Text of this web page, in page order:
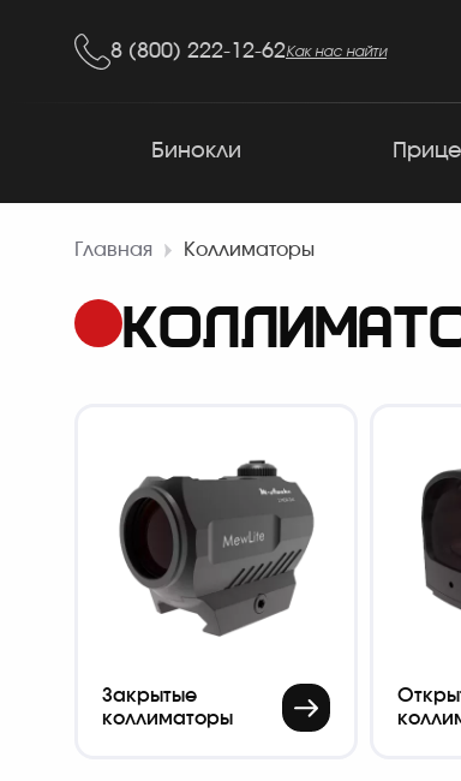
8 (800) 222-12-62Как нас найти
Бинокли
Главная Коллиматоры
Закрытые
коллиматоры